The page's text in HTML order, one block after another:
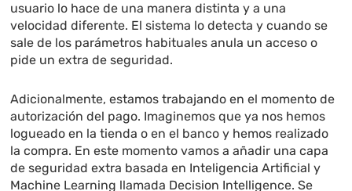
usuario lo hace de una manera distinta y a una
velocidad diferente. El sistema lo detecta y cuando se
sale de los parámetros habituales anula un acceso o
pide un extra de seguridad.
Adicionalmente, estamos trabajando en el momento de
autorización del pago. Imaginemos que ya nos hemos
logueado en la tienda o en el banco y hemos realizado
la compra. En este momento vamos a añadir una capa
de seguridad extra basada en Inteligencia Artificial y
Machine Learning llamada Decision Intelligence. Se